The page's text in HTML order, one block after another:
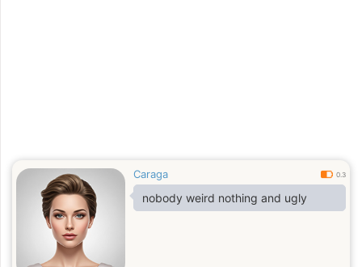
Caraga 0.3
nobody weird nothing and ugly